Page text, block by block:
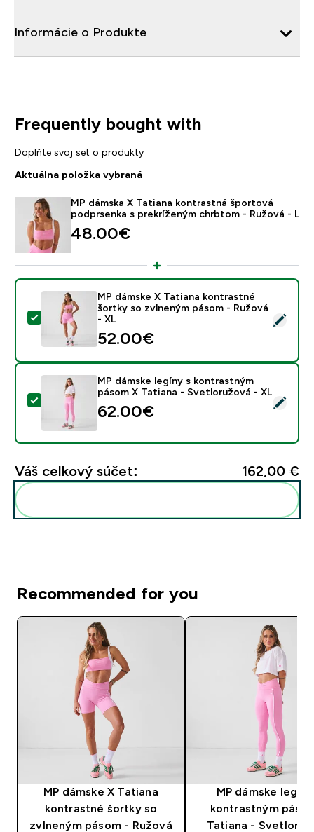
Informácie o Produkte
Frequently bought with
Doplňte svoj set o produkty
Aktuálna položka vybraná
MP dámska X Tatiana kontrastná športová
podprsenka s prekríženým chrbtom - Ružová - L
48.00€‎
Vybrať tento produkt - MP dámske X Tatiana
MP dámske X Tatiana kontrastné
šortky so zvlneným pásom - Ružová
- XL
52.00€‎
Vybrať tento produkt - MP dámske legíny s
MP dámske legíny s kontrastným
pásom X Tatiana - Svetloružová - XL
62.00€‎
Váš celkový súčet: 162,00 €‎
Recommended for you
MP dámske X Tatiana
kontrastné šortky so
zvlneným pásom - Ružová
MP dámske
kontrastným
Tatiana -